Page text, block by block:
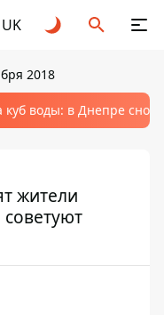
UK
2018
куб воды: в Днепре
жители